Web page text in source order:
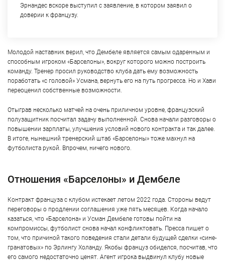
Эрнандес вскоре выступил с заявление, в котором заявил о
доверии к французу.
Молодой наставник верил, что Дембеле является самым одаренным и
способным игроком «Барселоны», вокруг которого можно построить
команду. Тренер просил руководство клуба дать ему возможность
поработать «с головой» Усмана, вернуть его на путь прогресса. Но и Хави
переоценил собственные возможности.
Отыграв несколько матчей на очень приличном уровне, французский
полузащитник посчитал задачу выполненной. Снова начали разговоры о
повышении зарплаты, улучшения условий нового контракта и так далее.
В итоге, нынешний тренерский штаб «Барселоны» тоже махнул на
футболиста рукой. Впрочем, ничего нового.
Отношения «Барселоны» и Дембеле
Контракт француза с клубом истекает летом 2022 года. Стороны ведут
переговоры о продлении соглашения уже пять месяцев. Когда начало
казаться, что «Барселона» и Усман Дембеле готовы пойти на
компромиссы, футболист снова начал конфликтовать. Пресса пишет о
том, что причиной такого поведения стали детали будущей сделки «сине-
гранатовых» по Эрлингу Холанду. Якобы француз обиделся, посчитав, что
его самого недостаточно ценят. Агент игрока выдвинул клубу новые